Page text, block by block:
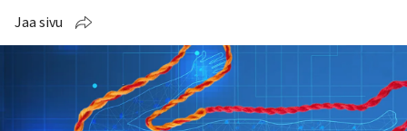
Jaa sivu